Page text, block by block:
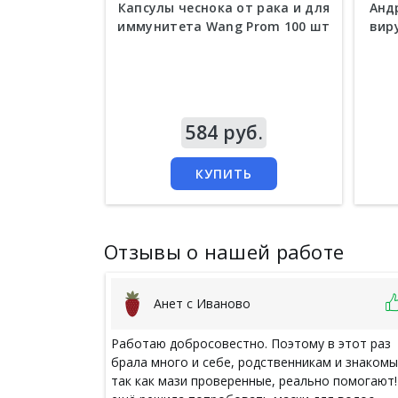
Капсулы чеснока от рака и для
иммунитета Wang Prom 100 шт
584 руб.
КУПИТЬ
Отзывы о нашей работе
Анет с Иваново
Работаю добросовестно. Поэтому в этот раз
брала много и себе, родственникам и
так как мази проверенные, реально